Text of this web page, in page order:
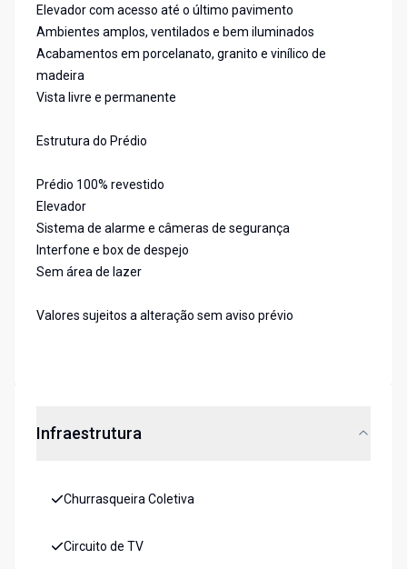
Elevador com acesso até o último pavimento
Ambientes amplos, ventilados e bem iluminados
Acabamentos em porcelanato, granito e vinílico de
madeira
Vista livre e permanente
Estrutura do Prédio
Prédio 100% revestido
Elevador
Sistema de alarme e câmeras de segurança
Interfone e box de despejo
Sem área de lazer
Valores sujeitos a alteração sem aviso prévio
Infraestrutura
Churrasqueira Coletiva
Circuito de TV